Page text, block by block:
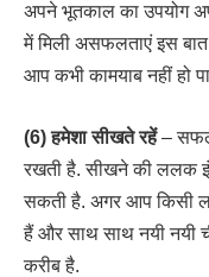
अपने भूतकाल का उपयोग
में मिली असफलताएं इस
आप कभी कामयाब नहीं हो
(6) हमेशा सीखते रहें– सफल
रखती है. सीखने की ललक
सकती है. अगर आप किसी
हैं और साथ साथ नयी नयी
करीब है.